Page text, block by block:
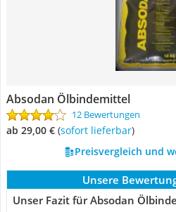
Absodan Ölbindemittel
12 Bewertungen
ab 29,00 € ( Sofort lieferbar)
Preisvergleich und
Unsere
Unser Fazit für Absodan